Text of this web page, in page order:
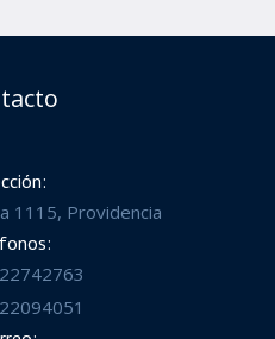
1115, Providencia